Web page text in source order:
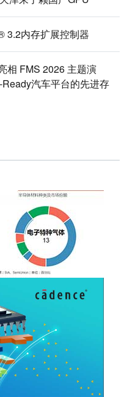
3.2内存扩展控制器
相 FMS 2026 主题演
汽车平台的先进存